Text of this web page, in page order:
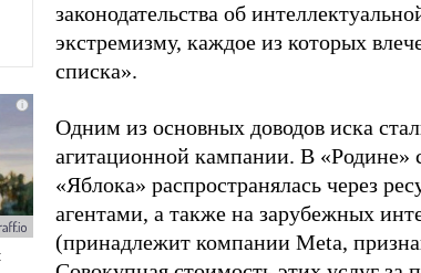
законодательства об
экстремизму, каждое из которых
списка».
Одним из основных доводов иска
агитационной кампании. В «Родине»
«Яблока» распространялась через
агентами, а также на зарубежных
(принадлежит компании Meta,